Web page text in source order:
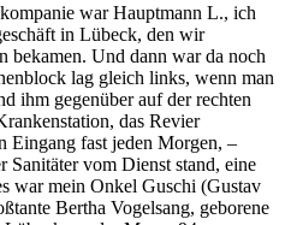
war Hauptmann L., ich
in Lübeck, den wir
bekamen. Und dann war da noch
lag gleich links, wenn man
ihm gegenüber auf der rechten
das Revier
Eingang fast jeden Morgen, ‒
Sanitäter vom Dienst stand, eine
war mein Onkel Guschi (Gustav
Bertha Vogelsang, geborene